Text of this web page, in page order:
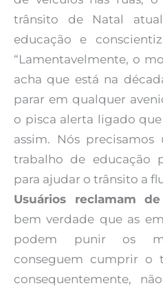
trânsito de Natal
educação e
“Lamentavelmente, o
acha que está na
parar em qualquer
o pisca alerta ligado
assim. Nós
trabalho de educação
para ajudar o trânsito a
Usuários reclamam
bem verdade que as
podem punir os
conseguem cumprir o
consequentemente,